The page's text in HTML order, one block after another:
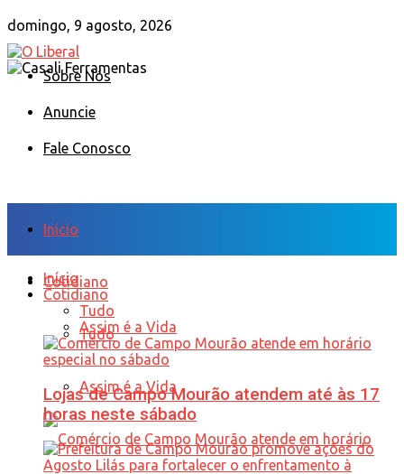
domingo, 9 agosto, 2026
Sobre Nós
Anuncie
Fale Conosco
Início
Cotidiano
Tudo
Assim é a Vida
Início
Cotidiano
Tudo
Assim é a Vida
Lojas de Campo Mourão atendem até às 17
horas neste sábado